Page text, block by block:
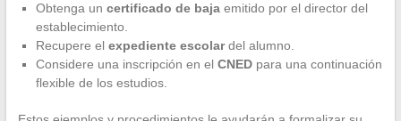
Obtenga un certificado de bajaemitido por el director del
establecimiento.
Recupere el expediente escolardel alumno.
Considere una inscripción en el CNEDpara una continuación
flexible de los estudios.